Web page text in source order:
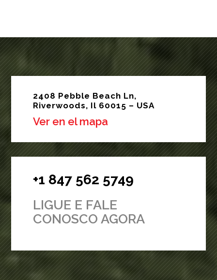
2408 Pebble Beach Ln,
Riverwoods, Il 60015 – USA
Ver en el mapa
+1 847 562 5749
LIGUE E FALE
CONOSCO AGORA